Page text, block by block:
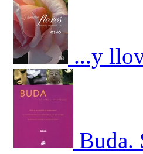
...y
Buda.